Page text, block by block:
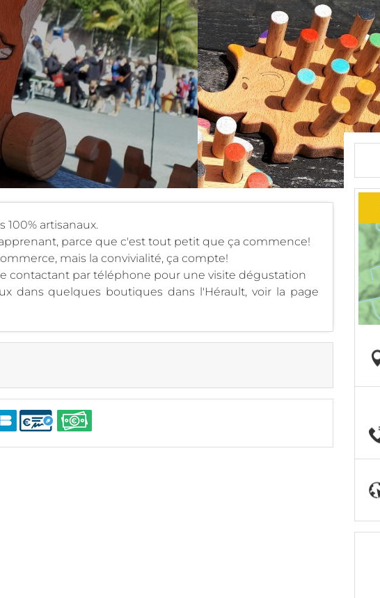
artisanaux.
parce que c'est tout petit que ça commence!
mais la convivialité, ça compte!
contactant par téléphone pour une visite dégustation
dans quelques boutiques dans l'Hérault, voir la page